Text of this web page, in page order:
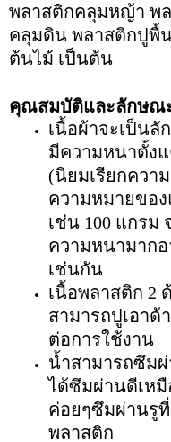
พลาสติกคลุมหญ้า พ
คลุมดิน พลาสติกปูพื้
ต้นไม้ เป็นต้น
คุณสมบัติและลักษณ
เนื้อผ้าจะเป็น
มีความหนาตั้งแ
(นิยมเรียกควา
ความหมายขอ
เช่น 100 แกรม
ความหนามาก
เช่นกัน
เนื้อพลาสติก 2
สามารถปูเอา
ต่อการใช้งาน
น้ำสามารถซึม
ได้ซึมผ่านดีเหมื
ค่อยๆซึมผ่านรู
พลาสติก